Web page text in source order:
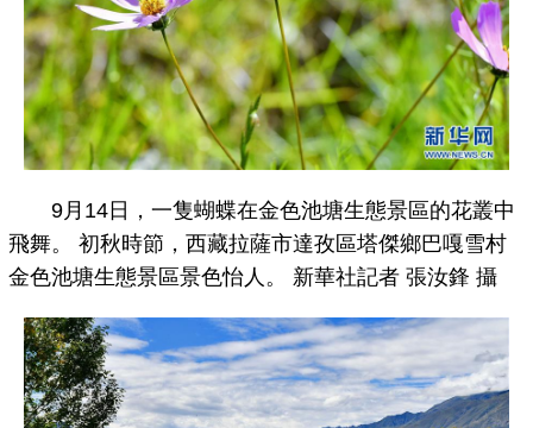
9月14日，一隻蝴蝶在金色池塘生態景區的花叢中
飛舞。 初秋時節，西藏拉薩市達孜區塔傑鄉巴嘎雪村
金色池塘生態景區景色怡人。 新華社記者 張汝鋒 攝